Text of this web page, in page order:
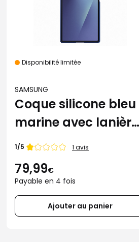
Disponibilité limitée
SAMSUNG
Coque silicone bleu
marine avec lanière
pour Samsung
Galaxy Z Fold7 (+
film de protection)
Note de
1/5 1 avis
79,99€
Payable en 4 fois
Ajouter au panier